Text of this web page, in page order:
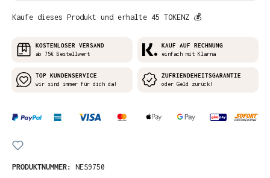
Kaufe dieses Produkt und erhalte 45 TOKENZ 💰
KOSTENLOSER VERSAND
ab 75€ Bestellwert
KAUF AUF RECHNUNG
einfach mit Klarna
TOP KUNDENSERVICE
wir sind immer für dich da!
ZUFRIENDEHEITSGARANTIE
oder Geld zurück!
PRODUKTNUMMER: NES9750